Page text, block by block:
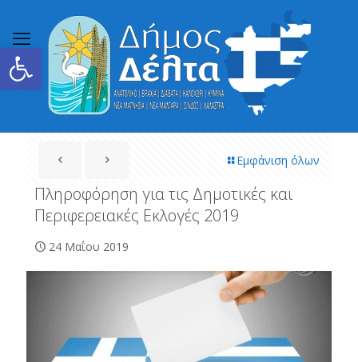
Ανοίξτε τη γραμμή εργαλείων
Εμφάνιση όλων
Πληροφόρηση για τις Δημοτικές και
Περιφερειακές Εκλογές 2019
24 Μαΐου 2019